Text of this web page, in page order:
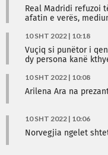
Real Madridi refuzoi
afatin e verës,
10 SHT 2022 | 10:18
Vuçiq si punëtor i
dy persona kanë
10 SHT 2022 | 10:08
Arilena Ara na
10 SHT 2022 | 10:06
Norvegjia ngelet